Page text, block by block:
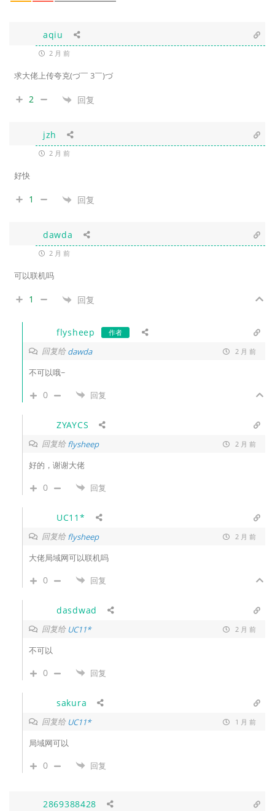
aqiu
2 月 前
求大佬上传夸克(づ￣ 3￣)づ
2 回复
jzh
2 月 前
好快
1 回复
dawda
2 月 前
可以联机吗
1 回复
flysheep 作者
回复给dawda 2 月 前
不可以哦~
0 回复
ZYAYCS
回复给flysheep 2 月 前
好的，谢谢大佬
0 回复
UC11*
回复给flysheep 2 月 前
大佬局域网可以联机吗
0 回复
dasdwad
回复给 UC11* 2 月 前
不可以
0 回复
sakura
回复给 UC11* 1 月 前
局域网可以
0 回复
2869388428